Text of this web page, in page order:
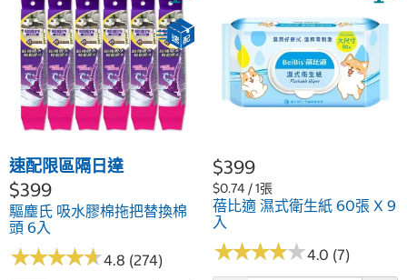
速配限區隔日達
$399
驅塵氏 吸水膠棉拖把替換棉
頭 6入
★★★★★
★★★★★4.8 (274)
$399
$0.74 / 1張
蓓比適 濕式衛生紙 60張 X 9
入
★★★★★
★★★★★4.0 (7)